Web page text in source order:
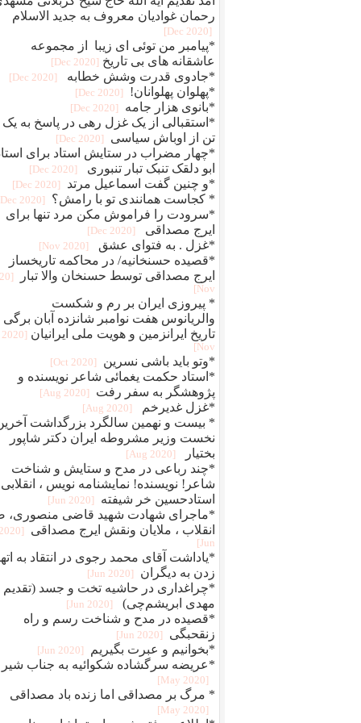
رحمان غوادیان معروف به جدید الاسلام
[2020 Dec]
*پیامبر من توئی ای زیبا از مجموعه
عاشقانه های بی تاریخ [2020 Dec]
*جادوی قدرت وشش خطابه [2020 Dec]
*پهلوان پهلوانان! [2020 Dec]
*بانوی هزار جامه [2020 Dec]
*استقبالی از یک غزل رهی در پاسخ به یک
تن از اوباش سیاسی
[2020 Dec]
*چهار مضراب در ستایش استاد برای
ابو دلقک تنبک تبار تنبوری
[2020 Dec]
*و چنین گفت اسماعیل مرتد [2020 Dec]
* کجاست همانندی تو با رامش؟ [2020 Dec]
*سرودت را فراموش مکن مرد تنها برای
ایرج مصداقی
[2020 Dec]
*غزل . به فتوای عشق [2020 Nov]
*قصیده حسنخانیه/ در محاکمه تاریخساز
ایرج مصداقی توسط حسنخان والا تبار
Nov]
* پیروزی ایران بر رم و شکست
والریانوس هفت نوامبر شانزده آبان برگی
تاریخ ایرانزمین و هویت ملی ایرانیان
[2020
Nov]
*وتو باید باشی نسرین [2020 Oct]
*استاد حکمت یغمائی شاعر نویسنده و
پژوهشگر به سفر رفت
[2020 Aug]
*غزل غدیرخم [2020 Aug]
* بیست و نهمین سالگرد بزرگداشت
نخست وزیر مشروطه ایران دکتر شاپور
بختیار
[2020 Aug]
*چند رباعی در مدح و ستایش و شناخت
شاعر! نویسنده! نمایشنامه نویس ، انقلابی
استادحسین خر شیفته
[2020 Jun]
*ماجرای شهادت شهید قاضی منصوری،
انقلاب ، ملایان ونقش ایرج مصداقی
[2020
Jun]
*یاداشت آقای محمد رجوی در انتقاد به
زدن به دیگران
[2020 Jun]
*چراغداری در حاشیه تخت و جسد (تقدیم
مهدی ابریشم‌چی)
[2020 Jun]
*قصیده در مدح و شناخت رسم و راه
زنقحبگی
[2020 Jun]
*بخوانیم و عبرت بگیریم [2020 Jun]
*عریضه سرگشاده شکوائیه به جناب شیر
[2020 May]
* مرگ بر مصداقی اما زنده باد مصداقی
[2020 May]